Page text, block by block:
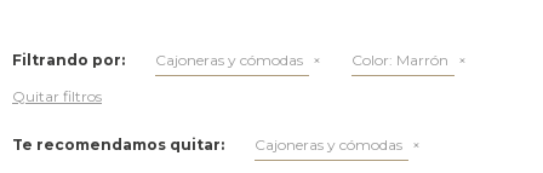
Filtrando por: Cajoneras y cómodas Color: Marrón
Quitar filtros
Te recomendamos quitar: Cajoneras y cómodas